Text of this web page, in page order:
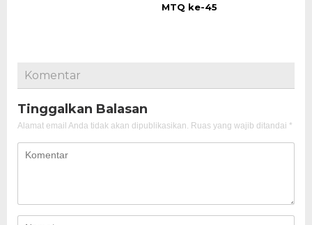
MTQ ke-45
Komentar
Tinggalkan Balasan
Alamat email Anda tidak akan dipublikasikan. Ruas yang wajib ditandai *